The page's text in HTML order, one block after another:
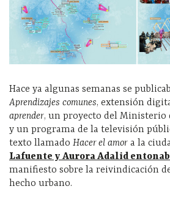
Hace ya algunas semanas se
Aprendizajes comunes, extensión
aprender, un proyecto del Ministerio
y un programa de la televisión
texto llamado Hacer el amor a la
Lafuente y Aurora Adalid
manifiesto sobre la reivindicación
hecho urbano.